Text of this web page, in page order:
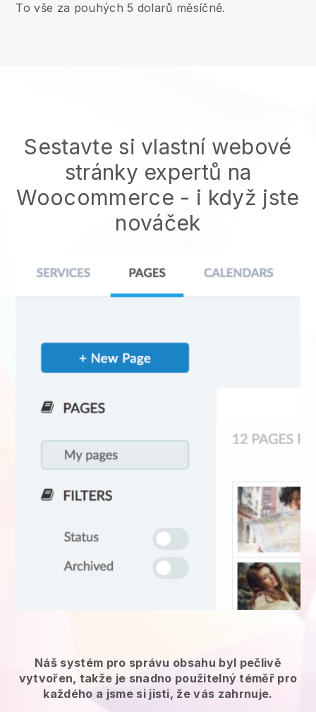
To vše za pouhých 5 dolarů měsíčně.
Sestavte si vlastní webové
stránky expertů na
Woocommerce - i když jste
nováček
Náš systém pro správu obsahu byl pečlivě
vytvořen, takže je snadno použitelný téměř pro
každého a jsme si jisti, že vás zahrnuje.